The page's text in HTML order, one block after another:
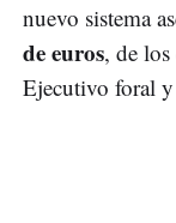
nuevo sistema
de euros, de
Ejecutivo foral y